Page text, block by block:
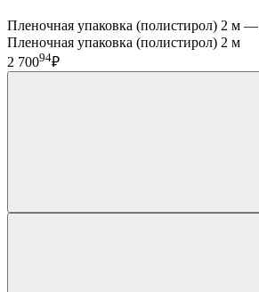
Пленочная упаковка (полистирол) 2 м —
Пленочная упаковка (полистирол) 2 м
2 70094₽